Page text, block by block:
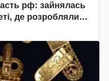
рф: зайнялась
де розробляли
відео)